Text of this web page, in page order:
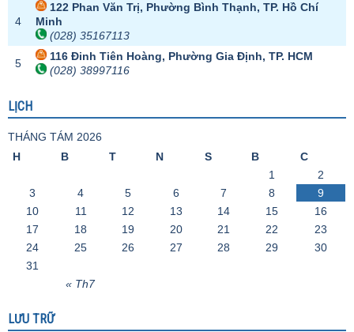
4
122 Phan Văn Trị, Phường Bình Thạnh, TP. Hồ Chí
Minh
(028) 35167113
5
116 Đinh Tiên Hoàng, Phường Gia Định, TP. HCM
(028) 38997116
LỊCH
THÁNG TÁM 2026
H
B T N S B C
« Th7
1
2
3
4 5 6 7 8
9
10
11 12 13 14 15
16
17
18 19 20 21 22
23
24
25 26 27 28 29
30
31
LƯU TRỮ